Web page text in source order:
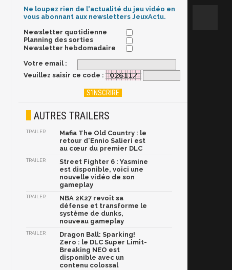
Ne loupez rien de l'actualité du jeu vidéo en
vous abonnant aux newsletters JeuxActu.
Newsletter quotidienne
Planning des sorties
Newsletter hebdomadaire
Votre email :
Veuillez saisir ce code :
AUTRES TRAILERS
TRAILER
Mafia The Old Country : le
retour d'Ennio Salieri est
au cœur du premier DLC
TRAILER
Street Fighter 6 : Yasmine
est disponible, voici une
nouvelle vidéo de son
gameplay
TRAILER
NBA 2K27 revoit sa
défense et transforme le
système de dunks,
nouveau gameplay
TRAILER
Dragon Ball: Sparking!
Zero : le DLC Super Limit-
Breaking NEO est
disponible avec un
contenu colossal